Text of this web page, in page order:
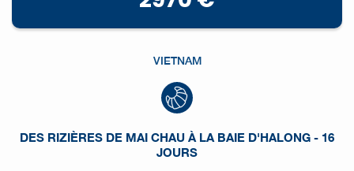
VIETNAM
DES RIZIÈRES DE MAI CHAU À LA BAIE D'HALONG - 16
JOURS